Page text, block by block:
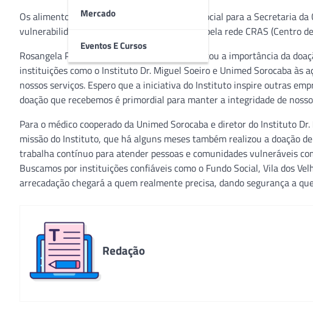
Mercado
Eventos E Cursos
Os alimentos serão distribuídos pelo Fundo Social para a Secretaria
vulnerabilidade social que estão cadastradas pela rede CRAS (Centro
Rosangela Perecini, presidente do FSS, destacou a importância da
instituições como o Instituto Dr. Miguel Soeiro e Unimed Sorocaba às
nossos serviços. Espero que a iniciativa do Instituto inspire outras
doação que recebemos é primordial para manter a integridade de
Para o médico cooperado da Unimed Sorocaba e diretor do Instituto
missão do Instituto, que há alguns meses também realizou a doação
trabalha contínuo para atender pessoas e comunidades vulneráveis
Buscamos por instituições confiáveis como o Fundo Social, Vila dos
arrecadação chegará a quem realmente precisa, dando segurança a
Redação